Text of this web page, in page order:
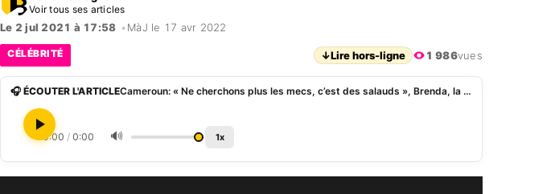
Voir tous ses articles
Le 2 jul 2021 à 17:58 • MàJ le 17 avr 2022
CÉLÉBRITÉ ↓Lire hors-ligne 1 986vues
🎧 ÉCOUTER L'ARTICLE Cameroun: « Ne cherchons plus les mecs, c’est des salauds », Brenda, la fille de Paul Biya
0:00 / 0:00 🔊 1x